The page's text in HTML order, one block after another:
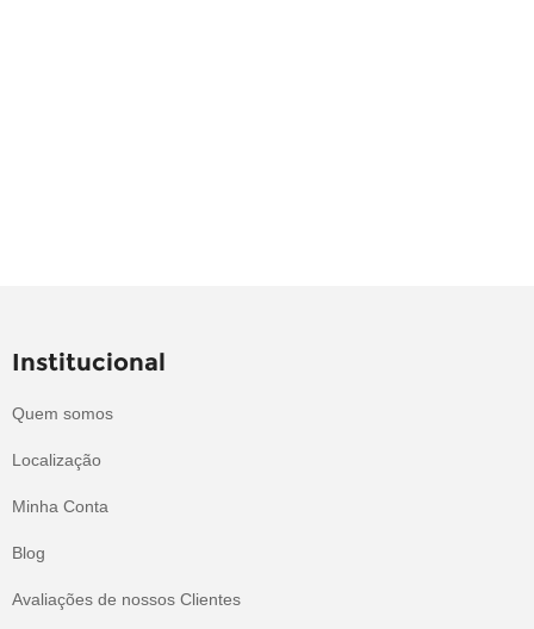
Institucional
Quem somos
Localização
Minha Conta
Blog
Avaliações de nossos Clientes